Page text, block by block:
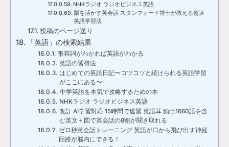
NHKラジオ ラジオビジネス英語
脳を活かす英会話 スタンフォード博士が教える超速
英語学習法
投稿のページ送り
「英語」の検索結果
形容詞がわかれば英語がわかる
英語の習得法
はじめての英語日記〜コツコツと続けられる英語学習
がここにある〜
中学英語を本気で攻略するための本
NHKラジオ ラジオビジネス英語
改訂 AI学習対応 15時間で速習 英語耳 頻出1660語を含
む英文＋図で英会話の8割が聞き取れる
ゼロ秒英会話トレーニング 英語が口から飛び出す神経
回路が脳内にできる！